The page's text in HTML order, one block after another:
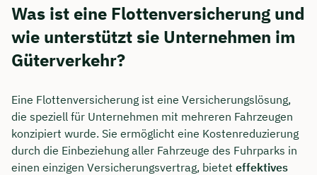
Was ist eine Flottenversicherung und
wie unterstützt sie Unternehmen im
Güterverkehr?
Eine Flottenversicherung ist eine Versicherungslösung,
die speziell für Unternehmen mit mehreren Fahrzeugen
konzipiert wurde. Sie ermöglicht eine Kostenreduzierung
durch die Einbeziehung aller Fahrzeuge des Fuhrparks in
einen einzigen Versicherungsvertrag, bietet effektives